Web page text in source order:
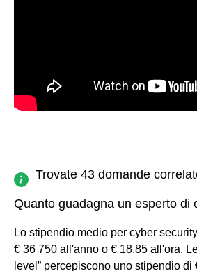
Trovate 43 domande
Quanto guadagna un esperto di
Lo stipendio medio per cyber
€ 36 750 all'anno o € 18.85 all'ora.
level” percepiscono uno stipendio di